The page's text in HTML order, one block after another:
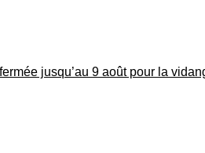
jusqu’au 9 août pour la